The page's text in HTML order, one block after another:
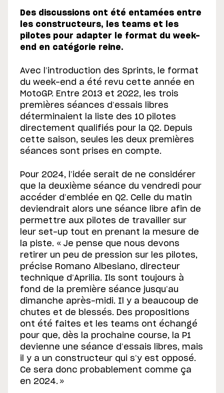
Des discussions ont été entamées entre
les constructeurs, les teams et les
pilotes pour adapter le format du week-
end en catégorie reine.
Avec l’introduction des Sprints, le format
du week-end a été revu cette année en
MotoGP. Entre 2013 et 2022, les trois
premières séances d’essais libres
déterminaient la liste des 10 pilotes
directement qualifiés pour la Q2. Depuis
cette saison, seules les deux premières
séances sont prises en compte.
Pour 2024, l’idée serait de ne considérer
que la deuxième séance du vendredi pour
accéder d’emblée en Q2. Celle du matin
deviendrait alors une séance libre afin de
permettre aux pilotes de travailler sur
leur set-up tout en prenant la mesure de
la piste. « Je pense que nous devons
retirer un peu de pression sur les pilotes,
précise Romano Albesiano, directeur
technique d’Aprilia. Ils sont toujours à
fond de la première séance jusqu’au
dimanche après-midi. Il y a beaucoup de
chutes et de blessés. Des propositions
ont été faites et les teams ont échangé
pour que, dès la prochaine course, la P1
devienne une séance d’essais libres, mais
il y a un constructeur qui s’y est opposé.
Ce sera donc probablement comme ça
en 2024. »